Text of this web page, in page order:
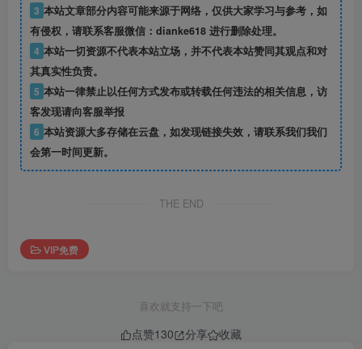
3 本站文章部分内容可能来源于网络，仅供大家学习与参考，如
有侵权，请联系客服微信：dianke618 进行删除处理。
4 本站一切资源不代表本站立场，并不代表本站赞同其观点和对
其真实性负责。
5 本站一律禁止以任何方式发布或转载任何违法的相关信息，访
客发现请向客服举报
6 本站资源大多存储在云盘，如发现链接失效，请联系我们我们
会第一时间更新。
THE END
VIP免费
喜欢就支持一下吧
点赞130 分享
收藏